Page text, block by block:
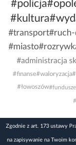
#policja
#kultura
#transport
#miasto
#administracja
#finanse#waloryzacja
#łowoszów
Zgodnie z art. 173 ustawy
na zapisywanie na Twoim